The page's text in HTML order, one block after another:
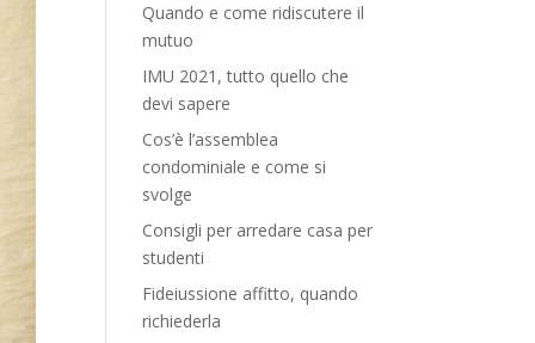
Quando e come ridiscutere il
mutuo
IMU 2021, tutto quello che
devi sapere
Cos’è l’assemblea
condominiale e come si
svolge
Consigli per arredare casa per
studenti
Fideiussione affitto, quando
richiederla